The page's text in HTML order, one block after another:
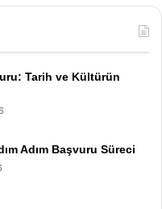
Tarih ve Kültürün
Adım Başvuru Süreci